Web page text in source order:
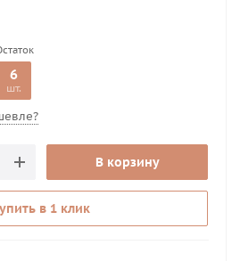
6
шт.
В корзину
в 1 клик